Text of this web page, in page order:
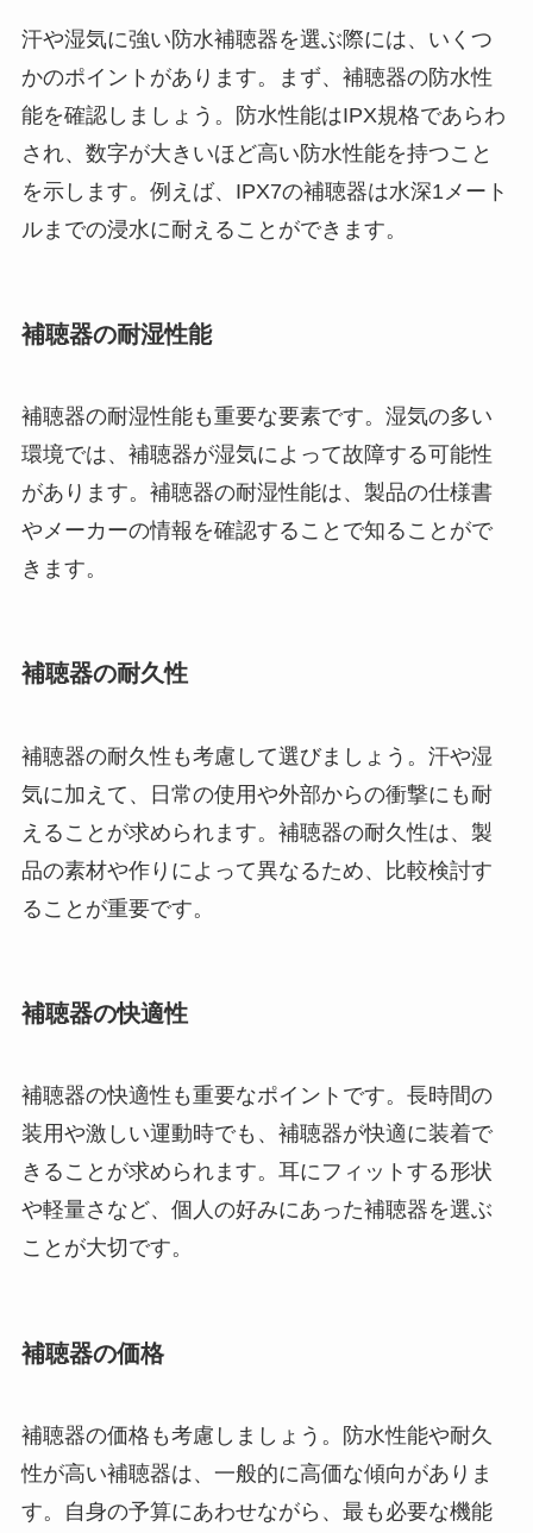
汗や湿気に強い防水補聴器を選ぶ際には、いくつ
かのポイントがあります。まず、補聴器の防水性
能を確認しましょう。防水性能はIPX規格であらわ
され、数字が大きいほど高い防水性能を持つこと
を示します。例えば、IPX7の補聴器は水深1メート
ルまでの浸水に耐えることができます。
補聴器の耐湿性能
補聴器の耐湿性能も重要な要素です。湿気の多い
環境では、補聴器が湿気によって故障する可能性
があります。補聴器の耐湿性能は、製品の仕様書
やメーカーの情報を確認することで知ることがで
きます。
補聴器の耐久性
補聴器の耐久性も考慮して選びましょう。汗や湿
気に加えて、日常の使用や外部からの衝撃にも耐
えることが求められます。補聴器の耐久性は、製
品の素材や作りによって異なるため、比較検討す
ることが重要です。
補聴器の快適性
補聴器の快適性も重要なポイントです。長時間の
装用や激しい運動時でも、補聴器が快適に装着で
きることが求められます。耳にフィットする形状
や軽量さなど、個人の好みにあった補聴器を選ぶ
ことが大切です。
補聴器の価格
補聴器の価格も考慮しましょう。防水性能や耐久
性が高い補聴器は、一般的に高価な傾向がありま
す。自身の予算にあわせながら、最も必要な機能